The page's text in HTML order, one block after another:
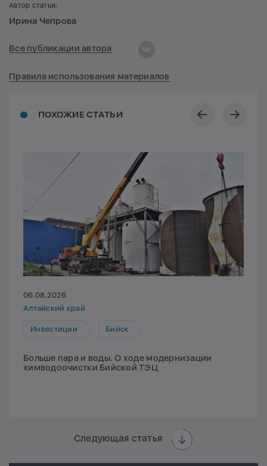
ПОХОЖИЕ СТАТЬИ
06.08.2026
Алтайский край
Инвестиции Бийск
Больше пара и воды. О ходе модернизации
химводоочистки Бийской ТЭЦ
Следующая статья
Автор статьи:
Ирина Чепрова
Все публикации автора
Правила использования материалов